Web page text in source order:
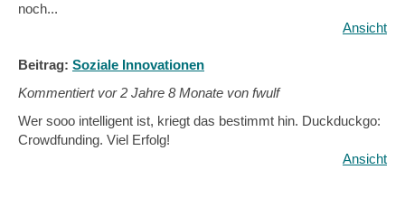
noch...
Ansicht
Beitrag: Soziale Innovationen
Kommentiert vor2 Jahre 8 Monate von fwulf
Wer sooo intelligent ist, kriegt das bestimmt hin. Duckduckgo:
Crowdfunding. Viel Erfolg!
Ansicht